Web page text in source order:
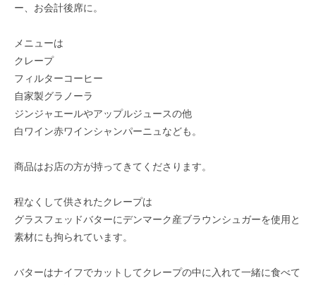
ー、お会計後席に。
メニューは
クレープ
フィルターコーヒー
自家製グラノーラ
ジンジャエールやアップルジュースの他
白ワイン赤ワインシャンパーニュなども。
商品はお店の方が持ってきてくださります。
程なくして供されたクレープは
グラスフェッドバターにデンマーク産ブラウンシュガーを使用と
素材にも拘られています。
バターはナイフでカットしてクレープの中に入れて一緒に食べて